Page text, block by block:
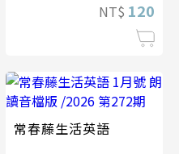
NT$ 120
常春藤生活英語